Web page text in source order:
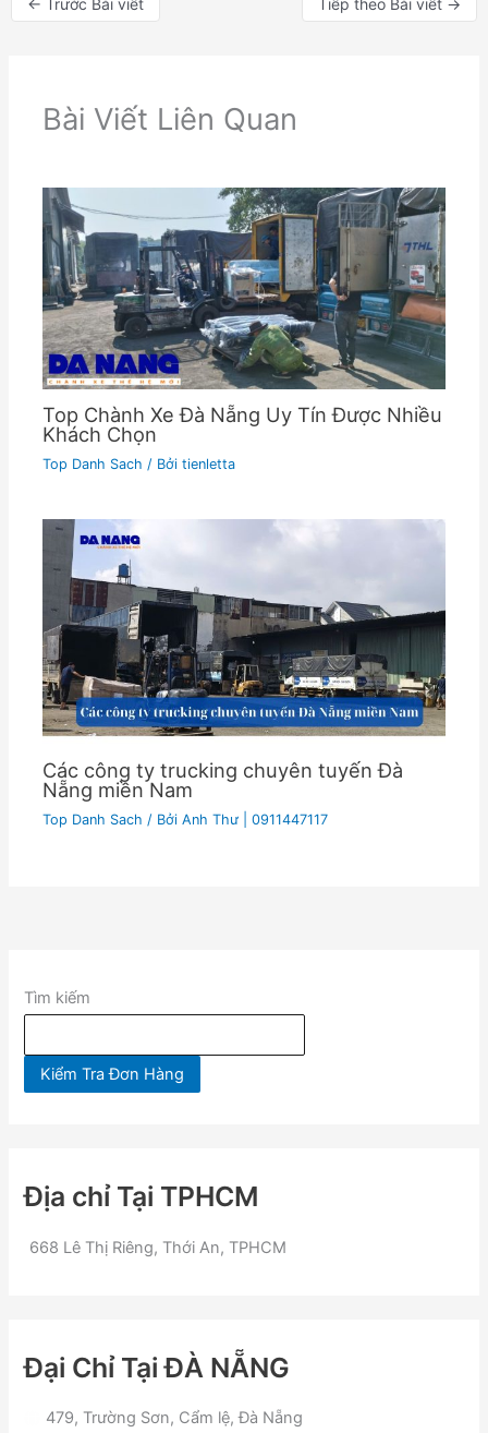
← Trước Bài viết Tiếp theo Bài viết →
Bài Viết Liên Quan
Top Chành Xe Đà Nẵng Uy Tín Được Nhiều
Khách Chọn
Top Danh Sach / Bởitienletta
Các công ty trucking chuyên tuyến Đà
Nẵng miền Nam
Top Danh Sach / BởiAnh Thư | 0911447117
Tìm kiếm
Kiểm Tra Đơn Hàng
Địa chỉ Tại TPHCM
668 Lê Thị Riêng, Thới An, TPHCM
Đại Chỉ Tại ĐÀ NẴNG
479, Trường Sơn, Cẩm lệ, Đà Nẵng